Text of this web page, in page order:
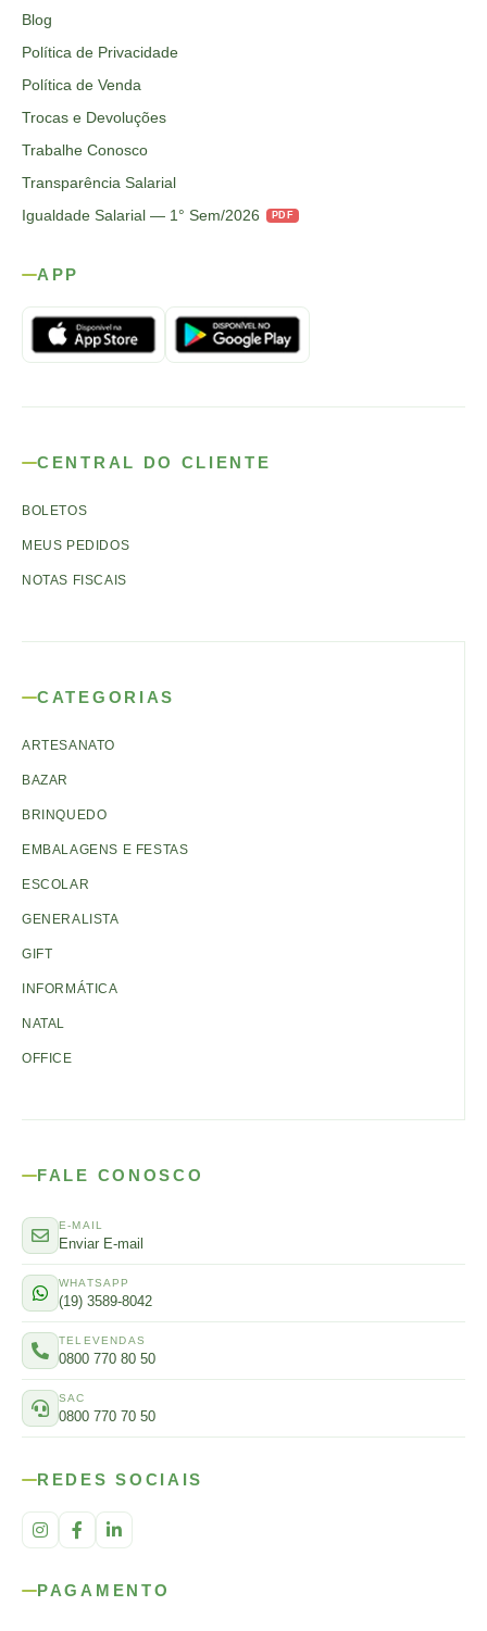
Blog
Política de Privacidade
Política de Venda
Trocas e Devoluções
Trabalhe Conosco
Transparência Salarial
Igualdade Salarial — 1° Sem/2026
PDF
APP
CENTRAL DO CLIENTE
BOLETOS
MEUS PEDIDOS
NOTAS FISCAIS
CATEGORIAS
ARTESANATO
BAZAR
BRINQUEDO
EMBALAGENS E FESTAS
ESCOLAR
GENERALISTA
GIFT
INFORMÁTICA
NATAL
OFFICE
FALE CONOSCO
E-MAIL
Enviar E-mail
WHATSAPP
(19) 3589-8042
TELEVENDAS
0800 770 80 50
SAC
0800 770 70 50
REDES SOCIAIS
PAGAMENTO